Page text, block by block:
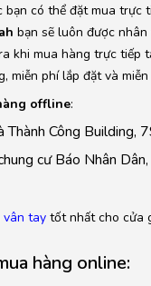
bạn có thể đặt mua trực
bạn sẽ luôn được
khi mua hàng trực tiếp
miễn phí lắp đặt và
offline:
Thành Công Building,
cư Báo Nhân
vân tay tốt nhất cho cửa
hàng online: